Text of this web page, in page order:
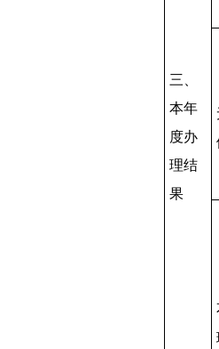
三、
本年
度办
理结
果